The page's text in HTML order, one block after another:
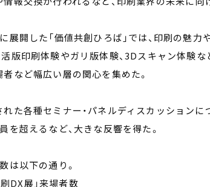
展開した「価値共創ひろば」では、印刷の魅
版印刷体験やガリ版体験、3Dスキャン体験な
など幅広い層の関心を集めた。
た各種セミナー・パネルディスカッションに
を超えるなど、大きな反響を得た。
は以下の通り。
DX展」来場者数